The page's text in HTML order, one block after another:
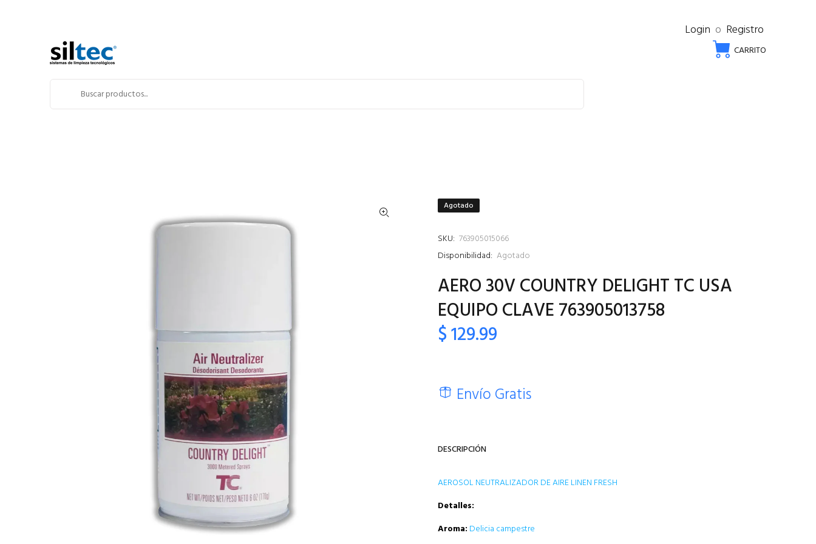
Login o Registro
CARRITO
Agotado
SKU: 763905015066
Disponibilidad: Agotado
AERO 30V COUNTRY DELIGHT TC USA
EQUIPO CLAVE 763905013758
$ 129.99
Envío Gratis
DESCRIPCIÓN
AEROSOL NEUTRALIZADOR DE AIRE LINEN FRESH
Detalles:
Aroma: Delicia campestre